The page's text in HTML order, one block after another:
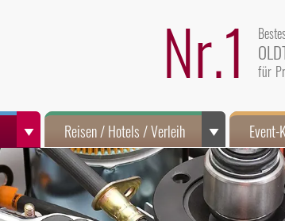
Nr.1 für
Reisen / Hotels / Verleih Event-